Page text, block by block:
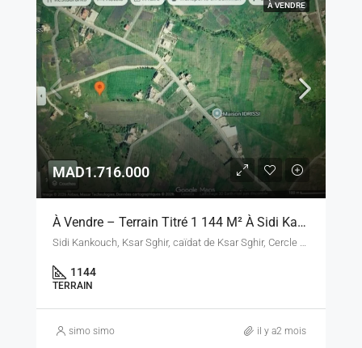
À VENDRE
MAD1.716.000
À Vendre – Terrain Titré 1 144 M² À Sidi Kankouch, Ksar Sghir – Province Fahs-Anjra
1144
TERRAIN
simo simo il y a2 mois